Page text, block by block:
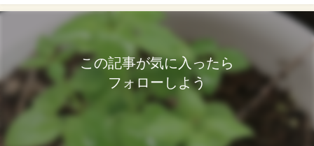
この記事が気に入ったら
フォローしよう